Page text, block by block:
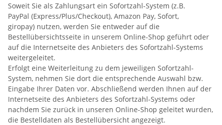
Soweit Sie als Zahlungsart ein Sofortzahl-System (z.B.
PayPal (Express/Plus/Checkout), Amazon Pay, Sofort,
giropay) nutzen, werden Sie entweder auf die
Bestellübersichtsseite in unserem Online-Shop geführt oder
auf die Internetseite des Anbieters des Sofortzahl-Systems
weitergeleitet.
Erfolgt eine Weiterleitung zu dem jeweiligen Sofortzahl-
System, nehmen Sie dort die entsprechende Auswahl bzw.
Eingabe Ihrer Daten vor. Abschließend werden Ihnen auf der
Internetseite des Anbieters des Sofortzahl-Systems oder
nachdem Sie zurück in unseren Online-Shop geleitet wurden,
die Bestelldaten als Bestellübersicht angezeigt.